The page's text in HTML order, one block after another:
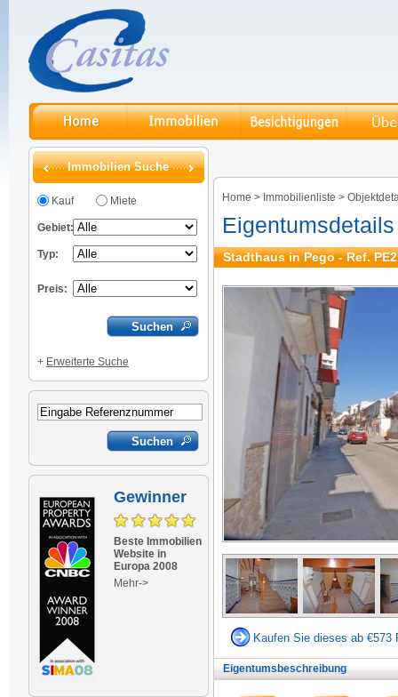
Immobilien Suche
Kauf Miete
Gebiet:
Typ:
Preis:
+ Erweiterte Suche
Gewinner
Beste Immobilien
Website in
Europa 2008
Mehr->
Home > Immobilienliste >
Eigentumsdetails
Stadthaus in Pego - Ref.
Kaufen Sie dieses ab €573
Eigentumsbeschreibung